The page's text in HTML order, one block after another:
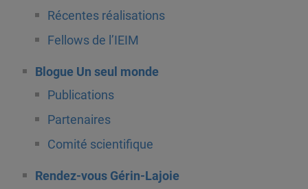
Récentes réalisations
Fellows de l’IEIM
Blogue Un seul monde
Publications
Partenaires
Comité scientifique
Rendez-vous Gérin-Lajoie